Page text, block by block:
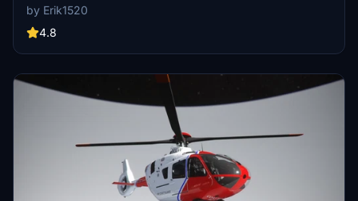
Flight Simulator. Dont miss out on enhancing your flight experience
with the recommended sound mod available for download. Support
the creators by liking both the H135 helicopter project and the
by Erik1520
4.8